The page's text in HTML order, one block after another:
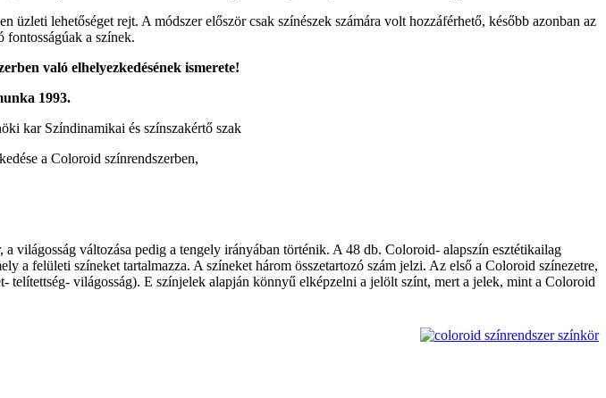
lehetőséget rejt. A módszer először csak színészek számára volt hozzáférhető, később azonban az
fontosságúak a színek.
való elhelyezkedésének ismerete!
1993.
kar Színdinamikai és színszakértő szak
a Coloroid színrendszerben,
világosság változása pedig a tengely irányában történik. A 48 db. Coloroid- alapszín esztétikailag
a felületi színeket tartalmazza. A színeket három összetartozó szám jelzi. Az első a Coloroid színezetre,
világosság). E színjelek alapján könnyű elképzelni a jelölt színt, mert a jelek, mint a Coloroid